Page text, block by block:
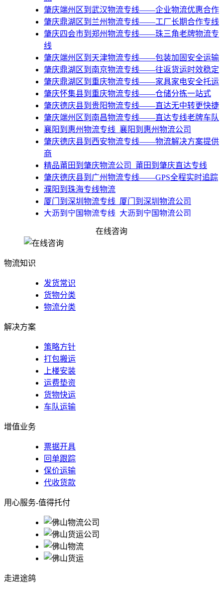
肇庆端州区到武汉物流专线——企业物流优惠合作
肇庆鼎湖区到兰州物流专线——工厂长期合作专线
肇庆四会市到郑州物流专线——珠三角老牌物流专
线
肇庆端州区到天津物流专线——包装加固安全运输
肇庆鼎湖区到南京物流专线——往返货运时效稳定
肇庆鼎湖区到重庆物流专线——家具家电安全托运
肇庆怀集县到重庆物流专线——仓储分拣一站式
肇庆德庆县到贵阳物流专线——直达无中转更快捷
肇庆端州区到南昌物流专线——直达专线老牌车队
​襄阳到惠州物流专线_襄阳到惠州物流公司
肇庆德庆县到西安物流专线——物流解决方案提供
商
精品莆田到肇庆物流公司_莆田到肇庆直达专线
肇庆德庆县到广州物流专线——GPS全程实时追踪
濮阳到珠海专线物流
​厦门到深圳物流专线_厦门到深圳物流公司
​大沥到宁国物流专线_大沥到宁国物流公司
肇庆怀集县到贵阳物流专线——精品专线货源充足
肇庆怀集县到郑州物流专线——干线运输安全高效
精品佛山到崇左物流公司|佛山到崇左物流专线
在线咨询
物流知识
发货常识
货物分类
物流分类
解决方案
策略方针
打包搬运
上楼安装
运费垫资
货物快运
车队运输
增值业务
票据开具
回单跟踪
保价运输
代收货款
用心服务-值得托付
走进途鸽